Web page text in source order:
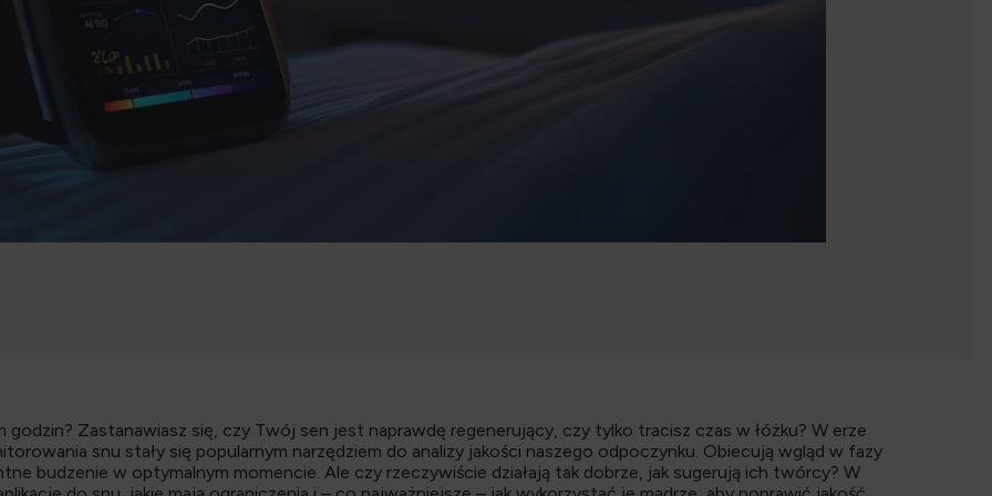
godzin? Zastanawiasz się, czy Twój sen jest naprawdę regenerujący, czy tylko tracisz czas w łóżku? W erze
snu stały się popularnym narzędziem do analizy jakości naszego odpoczynku. Obiecują wgląd w fazy
budzenie w optymalnym momencie. Ale czy rzeczywiście działają tak dobrze, jak sugerują ich twórcy? W